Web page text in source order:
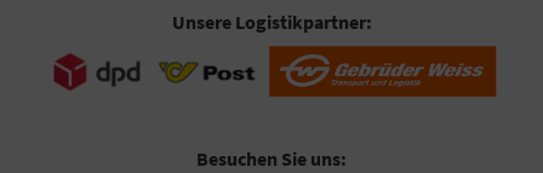
Unsere Logistikpartner:
Besuchen Sie uns: